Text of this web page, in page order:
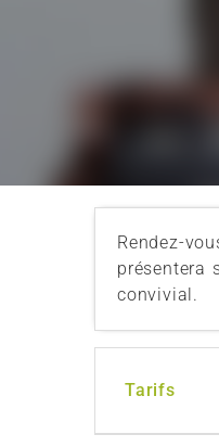
Rendez-
présentera
convivial.
Tarifs